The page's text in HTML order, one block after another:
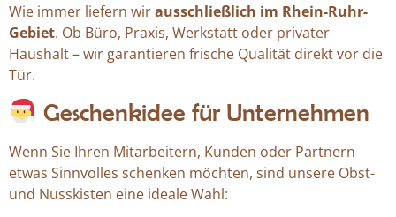
Wie immer liefern wirausschließlich im Rhein-Ruhr-
Gebiet. Ob Büro, Praxis, Werkstatt oder privater
Haushalt – wir garantieren frische Qualität direkt vor die
Tür.
Geschenkidee für Unternehmen
Wenn Sie Ihren Mitarbeitern, Kunden oder Partnern
etwas Sinnvolles schenken möchten, sind unsere Obst-
und Nusskisten eine ideale Wahl: